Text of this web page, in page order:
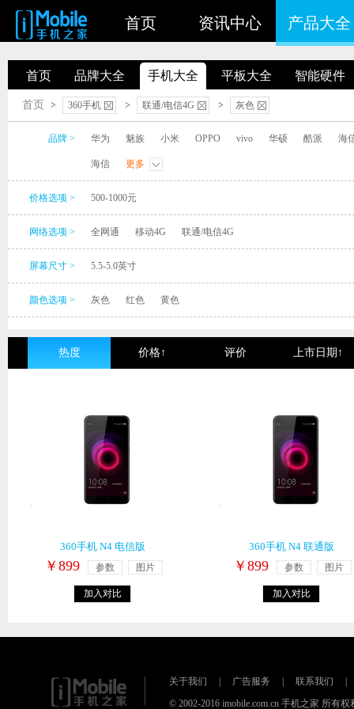
首页 资讯中心 产品大全
首页 品牌大全 手机大全 平板大全 智能硬件
首页 > 360手机 > 联通/电信4G > 灰色
品牌 > 华为 魅族 小米 OPPO vivo 华硕 酷派 海
海信 更多
价格选项 > 500-1000元
网络选项 > 全网通 移动4G 联通/电信4G
屏幕尺寸 > 5.5-5.0英寸
颜色选项 > 灰色 红色 黄色
热度 价格↑ 评价 上市日期↑
360手机 N4 电信版
￥899 参数 图片
加入对比
360手机 N4 联通版
￥899 参数 图片
加入对比
关于我们 广告服务 联系我们
© 2002-2016 imobile.com.cn 手机之家 所有权